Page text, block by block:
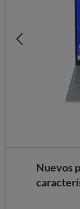
Nuevos